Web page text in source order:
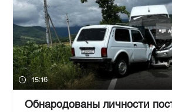
15:16
Обнародованы личности